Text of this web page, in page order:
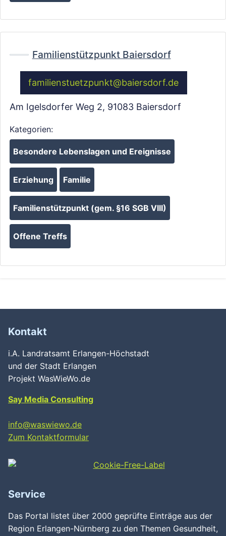
Wird geladen …
Familienstützpunkt Baiersdorf
familienstuetzpunkt@baiersdorf.de
Am Igelsdorfer Weg 2, 91083 Baiersdorf
Kategorien:
Besondere Lebenslagen und Ereignisse
Erziehung Familie
Familienstützpunkt (gem. §16 SGB VIII)
Offene Treffs
Kontakt
i.A. Landratsamt Erlangen-Höchstadt
und der Stadt Erlangen
Projekt WasWieWo.de
Say Media Consulting
info@waswiewo.de
Zum Kontaktformular
Service
Das Portal listet über 2000 geprüfte Einträge aus der
Region Erlangen-Nürnberg zu den Themen Gesundheit,